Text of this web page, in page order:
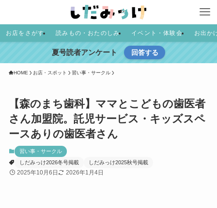
お店をさがす 読みもの・おたのしみ イベント・体験会 お出か
夏号読者アンケート 回答する
HOME お店・スポット 習い事・サークル
【森のまち歯科】ママとこどもの歯医者
さん加盟院。託児サービス・キッズスペ
ースありの歯医者さん
習い事・サークル
しだみっけ2026冬号掲載
しだみっけ2025秋号掲載
2025年10月6日 2026年1月4日